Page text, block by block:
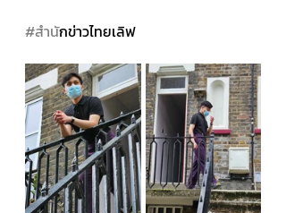
#สำนักข่าวไทยเลิฟ